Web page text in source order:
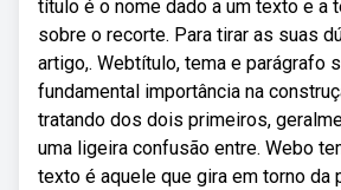
título é o nome dado a um texto e a
sobre o recorte. Para tirar as suas
artigo,. Webtítulo, tema e parágrafo
fundamental importância na
tratando dos dois primeiros,
uma ligeira confusão entre. Webo
texto é aquele que gira em torno da